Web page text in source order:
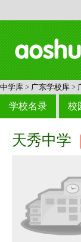
中学库 > 广东学校库 >
学校名录 校
天秀中学